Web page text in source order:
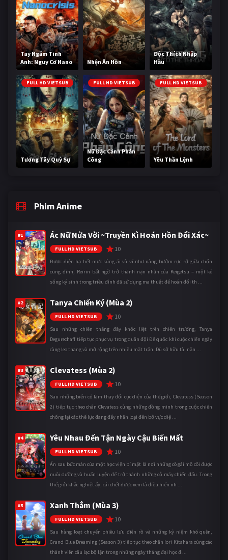
Tay Ngắm Tinh
Anh: Nguy Cơ Nano
Nhện Ăn Hồn
Độc Thích Nhập
Hầu
FULL HD VIETSUB
Tương Tây Quỷ Sự
FULL HD VIETSUB
Nữ Đặc Cảnh Phản
Công
FULL HD VIETSUB
Yêu Thần Lệnh
Phim Anime
#1 Ác Nữ Nửa Vời ~Truyền Kì Hoán Hồn Đổi Xác~
FULL HD VIETSUB 10
Được điện hạ hết mực sủng ái và ví như nàng bướm rực rỡ giữa chốn
cung đình, Reirin bất ngờ trở thành nạn nhân của Keigetsu – một kẻ
sống ký sinh trong triều đình đã sử dụng ma thuật để hoán đổi th ...
#2 Tanya Chiến Ký (Mùa 2)
FULL HD VIETSUB 10
Sau những chiến thắng đầy khốc liệt trên chiến trường, Tanya
Degurechaff tiếp tục phục vụ trong quân đội Đế quốc khi cuộc chiến ngày
càng leo thang và mở rộng trên nhiều mặt trận. Dù sở hữu tài năn ...
#3 Clevatess (Mùa 2)
FULL HD VIETSUB 10
Sau những biến cố làm thay đổi cục diện của thế giới, Clevatess (Season
2) tiếp tục theo chân Clevatess cùng những đồng minh trong cuộc chiến
chống lại các thế lực đang đẩy nhân loại đến bờ vực diệ ...
#4 Yêu Nhau Đến Tận Ngày Cậu Biến Mất
FULL HD VIETSUB 10
Ẩn sau bức màn của một học viện bí mật là nơi những cô gái mồ côi được
nuôi dưỡng và huấn luyện để trở thành những cỗ máy chiến đấu. Trong
thế giới khắc nghiệt ấy, cái chết được xem là điều hiển nh ...
#5 Xanh Thẳm (Mùa 3)
FULL HD VIETSUB 10
Sau hàng loạt chuyến phiêu lưu điên rồ và những kỷ niệm khó quên,
Grand Blue Dreaming (Season 3) tiếp tục theo chân Iori Kitahara cùng các
thành viên câu lạc bộ lặn trong những ngày tháng đại học đ ...